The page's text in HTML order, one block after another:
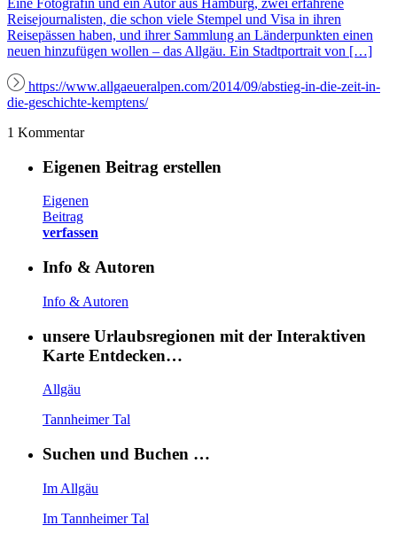
Eine Fotografin und ein Autor aus Hamburg, zwei erfahrene
Reisejournalisten, die schon viele Stempel und Visa in ihren
Reisepässen haben, und ihrer Sammlung an Länderpunkten einen
neuen hinzufügen wollen – das Allgäu. Ein Stadtportrait von […]
https://www.allgaeueralpen.com/2014/09/abstieg-in-die-zeit-in-
die-geschichte-kemptens/
1 Kommentar
Eigenen Beitrag erstellen
Eigenen
Beitrag
verfassen
Info & Autoren
Info & Autoren
unsere Urlaubsregionen mit der Interaktiven
Karte Entdecken…
Allgäu
Tannheimer Tal
Suchen und Buchen …
Im Allgäu
Im Tannheimer Tal